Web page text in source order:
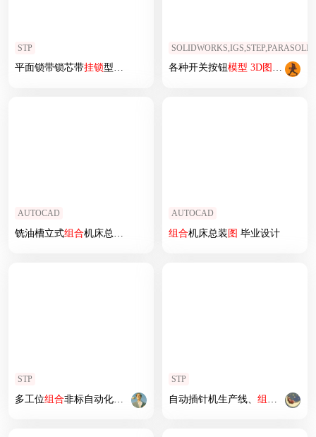
STP
平面锁带锁芯带挂锁型DLMBD-132-A
SOLIDWORKS,IGS,STEP,PARASOLID
各种开关按钮模型 3D图机
AUTOCAD
铣油槽立式组合机床总体
AUTOCAD
组合机床总装图 毕业设计
STP
多工位组合非标自动化设备 3D图纸三维模型
STP
自动插针机生产线、 组合 插针机